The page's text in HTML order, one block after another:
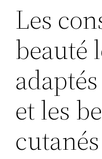
Les
beauté
et les
cutanés